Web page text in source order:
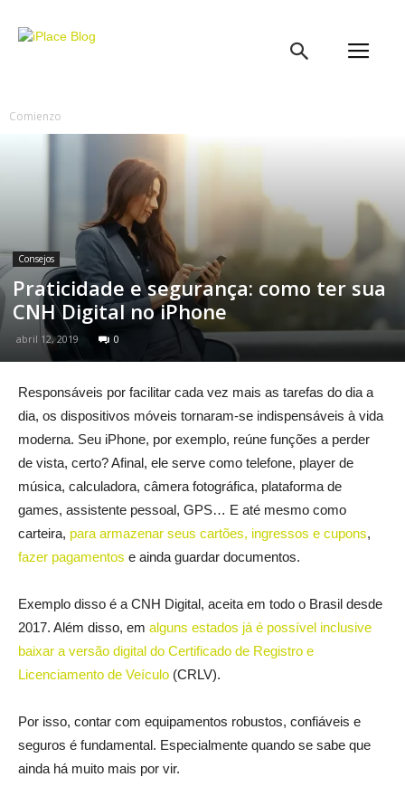
Comienzo
Consejos
Praticidade e segurança: como ter sua
CNH Digital no iPhone
abril 12, 2019 0
Responsáveis por facilitar cada vez mais as tarefas do dia a
dia, os dispositivos móveis tornaram-se indispensáveis à vida
moderna. Seu iPhone, por exemplo, reúne funções a perder
de vista, certo? Afinal, ele serve como telefone, player de
música, calculadora, câmera fotográfica, plataforma de
games, assistente pessoal, GPS… E até mesmo como
carteira, para armazenar seus cartões, ingressos e cupons,
fazer pagamentos e ainda guardar documentos.
Exemplo disso é a CNH Digital, aceita em todo o Brasil desde
2017. Além disso, em alguns estados já é possível inclusive
baixar a versão digital do Certificado de Registro e
Licenciamento de Veículo (CRLV).
Por isso, contar com equipamentos robustos, confiáveis e
seguros é fundamental. Especialmente quando se sabe que
ainda há muito mais por vir.